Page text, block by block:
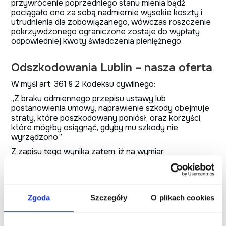
Zgoda Szczegóły O plikach cookies
przywrócenie poprzedniego stanu mienia bądź
pociągało ono za sobą nadmiernie wysokie koszty i
utrudnienia dla zobowiązanego, wówczas roszczenie
pokrzywdzonego ograniczone zostaje do wypłaty
odpowiedniej kwoty świadczenia pieniężnego.
Odszkodowania Lublin – nasza oferta
W myśl art. 361 § 2 Kodeksu cywilnego:
„Z braku odmiennego przepisu ustawy lub
postanowienia umowy, naprawienie szkody obejmuje
straty, które poszkodowany poniósł, oraz korzyści,
które mógłby osiągnąć, gdyby mu szkody nie
wyrządzono.”
Z zapisu tego wynika zatem, iż na wymiar
rzeczywiście poniesionych szkód majątkowych
składają się dwa elementy. Jednym z nich jest strata,
charakterze majątkowym. Drugi składnik stanowi zaś
wymiar korzyści, jakie dana osoba mogłaby odnieść, w